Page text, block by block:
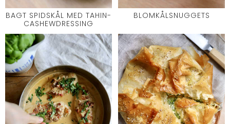
BAGT SPIDSKÅL MED TAHIN-
CASHEWDRESSING
BLOMKÅLSNUGGETS